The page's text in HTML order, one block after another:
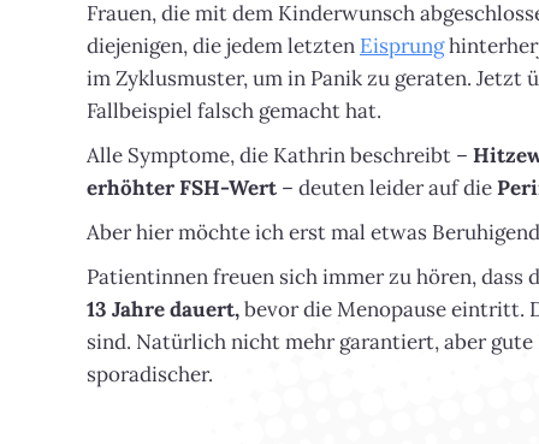
Frauen, die mit dem Kinderwunsch
diejenigen, die jedem letzten Eisprung
im Zyklusmuster, um in Panik zu geraten. Jetzt
Fallbeispiel falsch gemacht hat.
Alle Symptome, die Kathrin beschreibt –
erhöhter FSH-Wert – deuten leider auf die
Aber hier möchte ich erst mal etwas
Patientinnen freuen sich immer zu hören, dass
13 Jahre dauert,bevor die Menopause eintritt.
sind. Natürlich nicht mehr garantiert, aber
sporadischer.